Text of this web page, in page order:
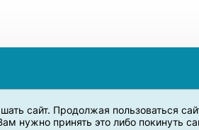
сайт. Продолжая пользоваться
нужно принять это либо покинуть